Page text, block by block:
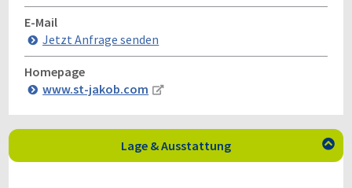
E-Mail
Jetzt Anfrage senden
Homepage
www.st-jakob.com
Lage & Ausstattung 